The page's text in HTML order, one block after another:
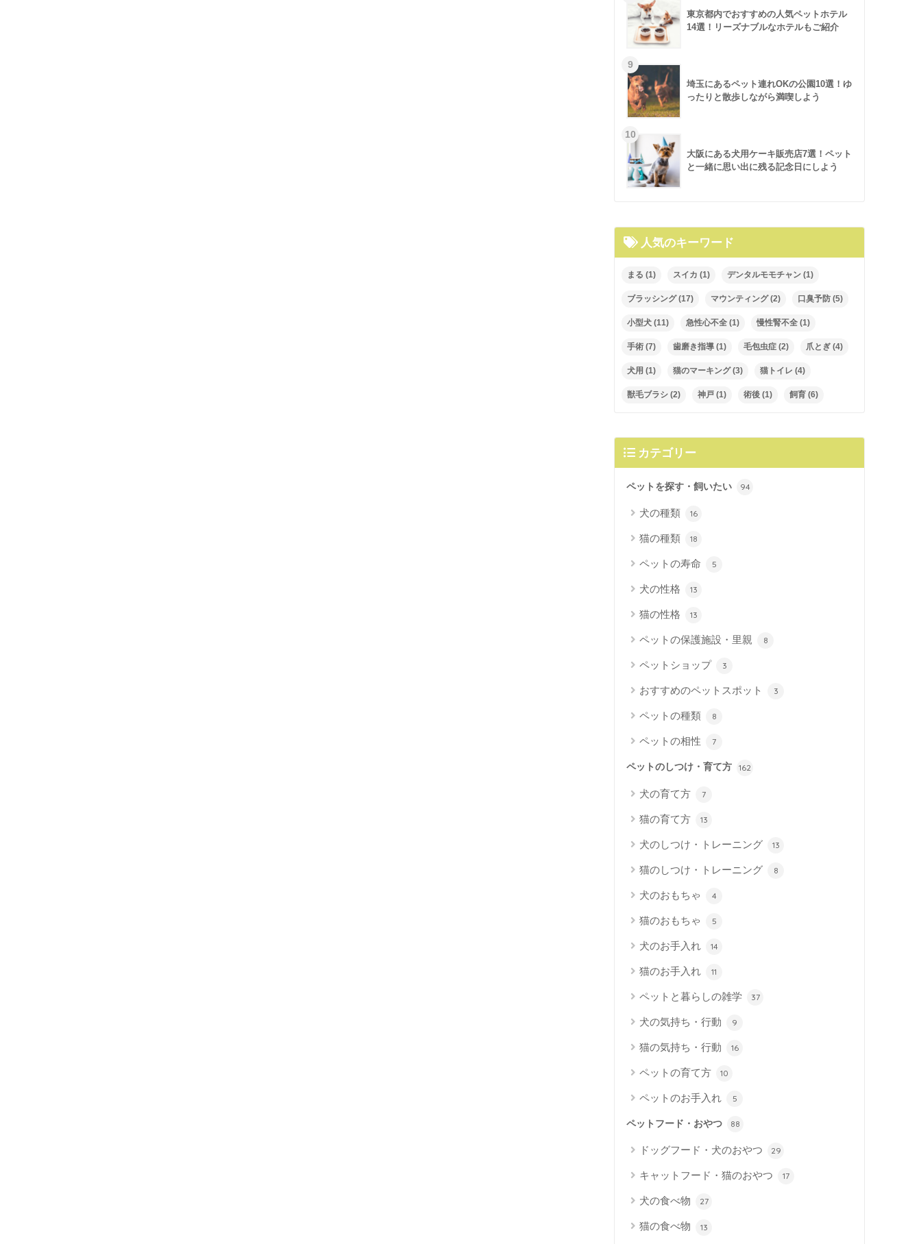
東京都内でおすすめの人気ペットホテル
14選！リーズナブルなホテルもご紹介
埼玉にあるペット連れOKの公園10選！ゆ
ったりと散歩しながら満喫しよう
大阪にある犬用ケーキ販売店7選！ペット
と一緒に思い出に残る記念日にしよう
人気のキーワード
まる (1) スイカ (1) デンタルモモチャン (1)
ブラッシング(17) マウンティング(2) 口臭予防 (5)
小型犬 (11) 急性心不全 (1) 慢性腎不全 (1)
手術 (7) 歯磨き指導 (1) 毛包虫症 (2) 爪とぎ (4)
犬用 (1) 猫のマーキング(3) 猫トイレ (4)
獣毛ブラシ (2) 神戸 (1) 術後 (1) 飼育 (6)
カテゴリー
ペットを探す・飼いたい 94
犬の種類 16
猫の種類 18
ペットの寿命 5
犬の性格 13
猫の性格 13
ペットの保護施設・里親 8
ペットショップ 3
おすすめのペットスポット 3
ペットの種類 8
ペットの相性 7
ペットのしつけ・育て方 162
犬の育て方 7
猫の育て方 13
犬のしつけ・トレーニング 13
猫のしつけ・トレーニング 8
犬のおもちゃ 4
猫のおもちゃ 5
犬のお手入れ 14
猫のお手入れ 11
ペットと暮らしの雑学 37
犬の気持ち・行動 9
猫の気持ち・行動 16
ペットの育て方 10
ペットのお手入れ 5
ペットフード・おやつ 88
ドッグフード・犬のおやつ 29
キャットフード・猫のおやつ 17
犬の食べ物 27
猫の食べ物 13